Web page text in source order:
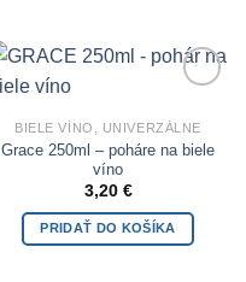
Wishlist
BIELE VÍNO, UNIVERZÁLNE
Grace 250ml – poháre na biele
víno
3,20 €
PRIDAŤ DO KOŠÍKA